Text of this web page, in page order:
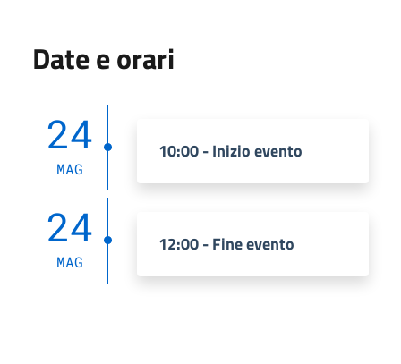
Date e orari
24
MAG
10:00 - Inizio evento
24
MAG
12:00 - Fine evento